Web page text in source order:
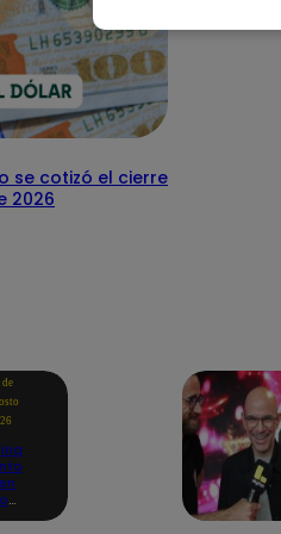
se cotizó el cierre
2026
de